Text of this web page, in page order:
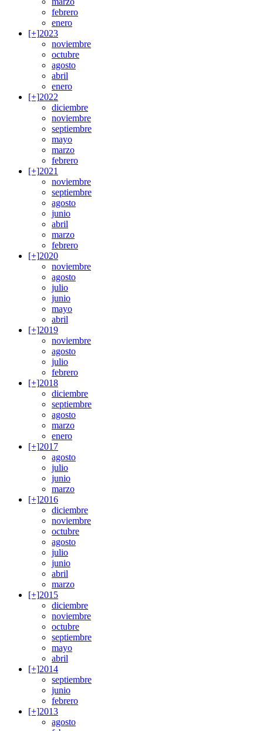
febrero
enero
[+]2023
noviembre
octubre
agosto
abril
enero
[+]2022
diciembre
noviembre
septiembre
mayo
marzo
febrero
[+]2021
noviembre
septiembre
agosto
junio
abril
marzo
febrero
[+]2020
noviembre
agosto
julio
junio
mayo
abril
[+]2019
noviembre
agosto
julio
febrero
[+]2018
diciembre
septiembre
agosto
marzo
enero
[+]2017
agosto
julio
junio
marzo
[+]2016
diciembre
noviembre
octubre
agosto
julio
junio
abril
marzo
[+]2015
diciembre
noviembre
octubre
septiembre
mayo
abril
[+]2014
septiembre
junio
febrero
[+]2013
agosto